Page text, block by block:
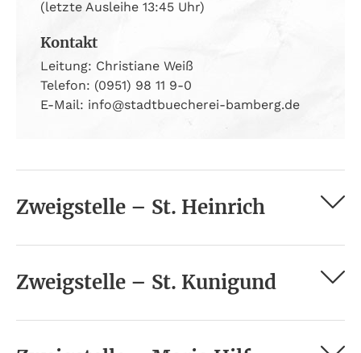
(letzte Ausleihe 13:45 Uhr)
Kontakt
Leitung: Christiane Weiß
Telefon: (0951) 98 11 9-0
E-Mail: info@stadtbuecherei-bamberg.de
Zweigstelle – St. Heinrich
Zweigstelle – St. Kunigund